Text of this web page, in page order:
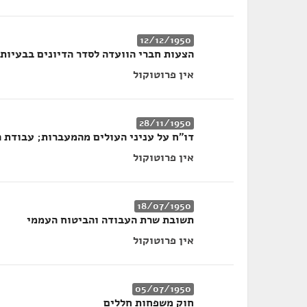
12/12/1950
הצעות חברי הוועדה לסדר הדיונים
אין פרוטוקול
28/11/1950
דו"ח על עניני העולים מהמעברות; עבודת
אין פרוטוקול
18/07/1950
תשובת שרת העבודה והביטוח העממי
אין פרוטוקול
05/07/1950
חוק משפחות חללים